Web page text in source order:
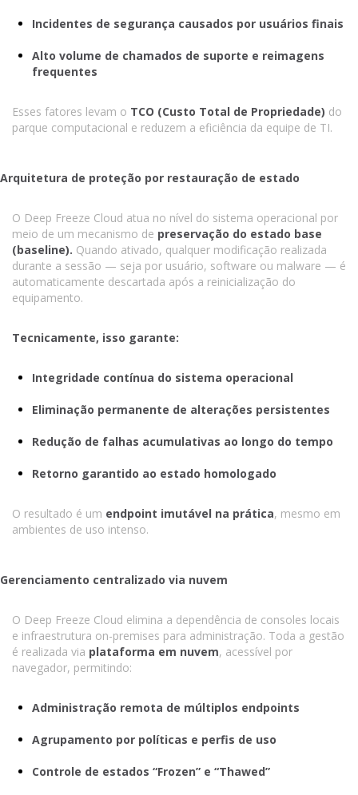
Incidentes de segurança causados por usuários finais
Alto volume de chamados de suporte e reimagens
frequentes
Esses fatores levam o TCO (Custo Total de Propriedade) do
parque computacional e reduzem a eficiência da equipe de TI.
Arquitetura de proteção por restauração de estado
O Deep Freeze Cloud atua no nível do sistema operacional por
meio de um mecanismo de preservação do estado base
(baseline). Quando ativado, qualquer modificação realizada
durante a sessão — seja por usuário, software ou malware — é
automaticamente descartada após a reinicialização do
equipamento.
Tecnicamente, isso garante:
Integridade contínua do sistema operacional
Eliminação permanente de alterações persistentes
Redução de falhas acumulativas ao longo do tempo
Retorno garantido ao estado homologado
O resultado é um endpoint imutável na prática, mesmo em
ambientes de uso intenso.
Gerenciamento centralizado via nuvem
O Deep Freeze Cloud elimina a dependência de consoles locais
e infraestrutura on-premises para administração. Toda a gestão
é realizada via plataforma em nuvem, acessível por
navegador, permitindo:
Administração remota de múltiplos endpoints
Agrupamento por políticas e perfis de uso
Controle de estados “Frozen” e “Thawed”